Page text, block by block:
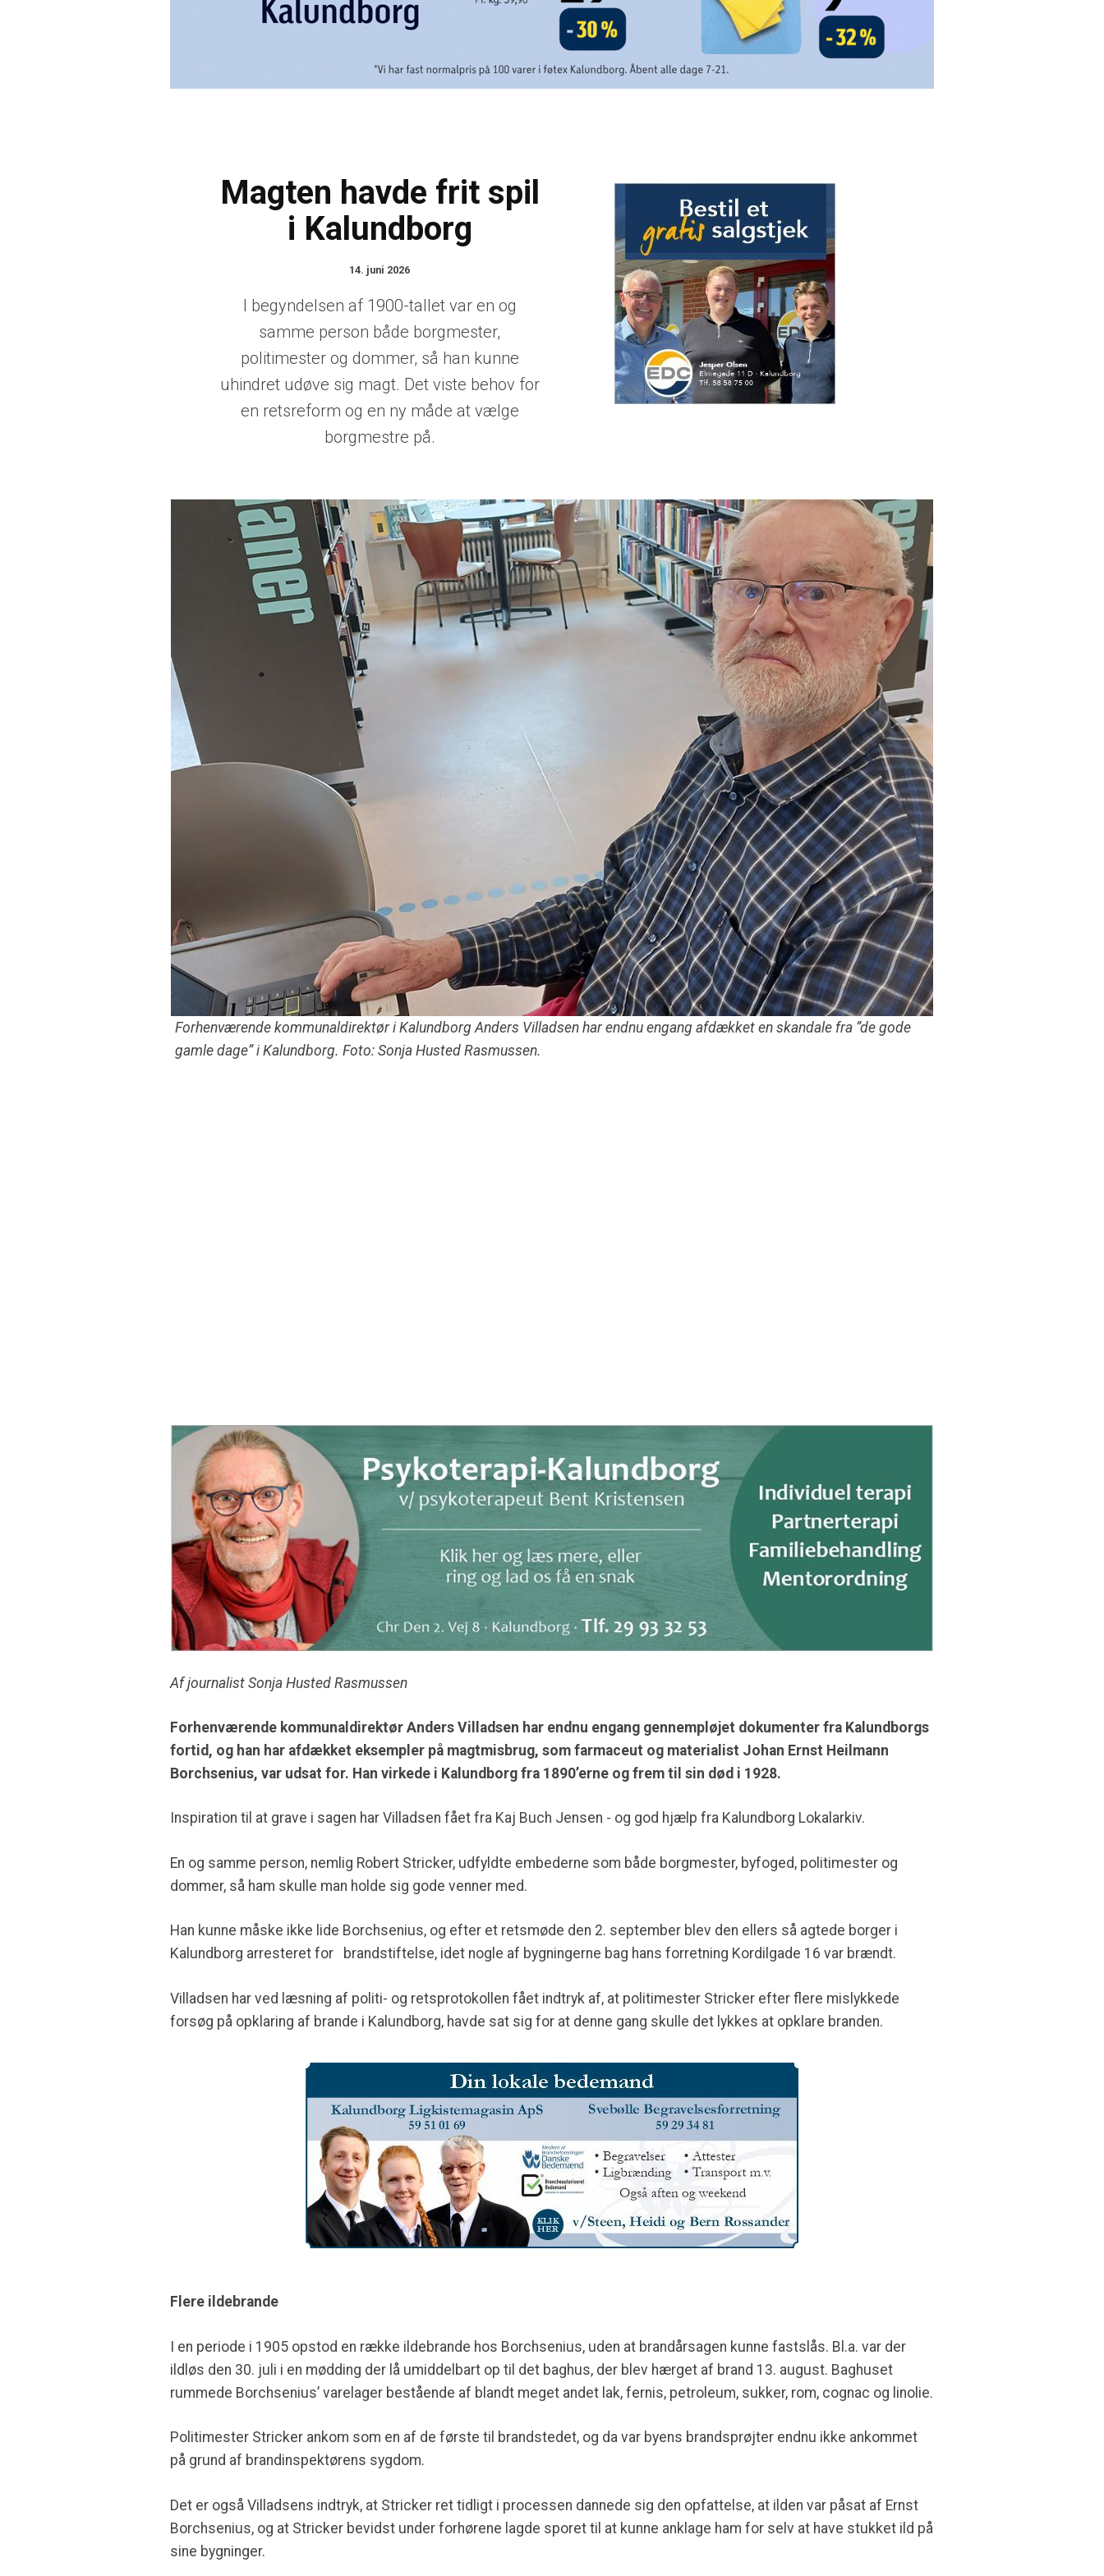
Magten havde frit spil
i Kalundborg
14. juni 2026
I begyndelsen af 1900-tallet var en og
samme person både borgmester,
politimester og dommer, så han kunne
uhindret udøve sig magt. Det viste behov for
en retsreform og en ny måde at vælge
borgmestre på.
Forhenværende kommunaldirektør i Kalundborg Anders Villadsen har endnu engang afdækket en skandale fra ”de gode
gamle dage” i Kalundborg. Foto: Sonja Husted Rasmussen.
Af journalist Sonja Husted Rasmussen
Forhenværende kommunaldirektør Anders Villadsen har endnu engang gennempløjet dokumenter fra Kalundborgs
fortid, og han har afdækket eksempler på magtmisbrug, som farmaceut og materialist Johan Ernst Heilmann
Borchsenius, var udsat for. Han virkede i Kalundborg fra 1890’erne og frem til sin død i 1928.
Inspiration til at grave i sagen har Villadsen fået fra Kaj Buch Jensen - og god hjælp fra Kalundborg Lokalarkiv.
En og samme person, nemlig Robert Stricker, udfyldte embederne som både borgmester, byfoged, politimester og
dommer, så ham skulle man holde sig gode venner med.
Han kunne måske ikke lide Borchsenius, og efter et retsmøde den 2. september blev den ellers så agtede borger i
Kalundborg arresteret for brandstiftelse, idet nogle af bygningerne bag hans forretning Kordilgade 16 var brændt.
Villadsen har ved læsning af politi- og retsprotokollen fået indtryk af, at politimester Stricker efter flere mislykkede
forsøg på opklaring af brande i Kalundborg, havde sat sig for at denne gang skulle det lykkes at opklare branden.
Flere ildebrande
I en periode i 1905 opstod en række ildebrande hos Borchsenius, uden at brandårsagen kunne fastslås. Bl.a. var der
ildløs den 30. juli i en mødding der lå umiddelbart op til det baghus, der blev hærget af brand 13. august. Baghuset
rummede Borchsenius’ varelager bestående af blandt meget andet lak, fernis, petroleum, sukker, rom, cognac og linolie.
Politimester Stricker ankom som en af de første til brandstedet, og da var byens brandsprøjter endnu ikke ankommet
på grund af brandinspektørens sygdom.
Det er også Villadsens indtryk, at Stricker ret tidligt i processen dannede sig den opfattelse, at ilden var påsat af Ernst
Borchsenius, og at Stricker bevidst under forhørene lagde sporet til at kunne anklage ham for selv at have stukket ild på
sine bygninger.